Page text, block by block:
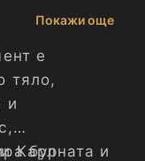
Покажи още
е
тяло,
и
Карл
бурната и